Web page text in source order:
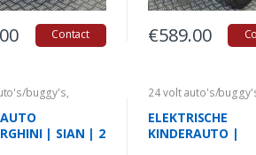
Contact €589.00
buggy's,
Kinderauto's
| SIAN | 2
24 volt auto's/
Lamborghini
ELEKTRISCHE
KINDERAUTO |